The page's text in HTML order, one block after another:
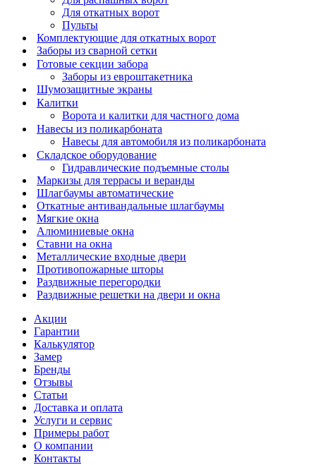
Для откатных ворот
Пульты
Комплектующие для откатных ворот
Заборы из сварной сетки
Готовые секции забора
Заборы из евроштакетника
Шумозащитные экраны
Калитки
Ворота и калитки для частного дома
Навесы из поликарбоната
Навесы для автомобиля из поликарбоната
Складское оборудование
Гидравлические подъемные столы
Маркизы для террасы и веранды
Шлагбаумы автоматические
Откатные антивандальные шлагбаумы
Мягкие окна
Алюминиевые окна
Ставни на окна
Металлические входные двери
Противопожарные шторы
Раздвижные перегородки
Раздвижные решетки на двери и окна
Акции
Гарантии
Калькулятор
Замер
Бренды
Отзывы
Статьи
Доставка и оплата
Услуги и сервис
Примеры работ
О компании
Контакты